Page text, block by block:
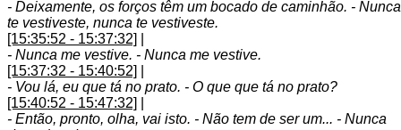
- Deixamente, os forços têm um bocado de caminhão. - Nunca
te vestiveste, nunca te vestiveste.
[15:35:52 - 15:37:32]
- Nunca me vestive. - Nunca me vestive.
[15:37:32 - 15:40:52]
- Vou lá, eu que tá no prato. - O que que tá no prato?
[15:40:52 - 15:47:32]
- Então, pronto, olha, vai isto. - Não tem de ser um... - Nunca